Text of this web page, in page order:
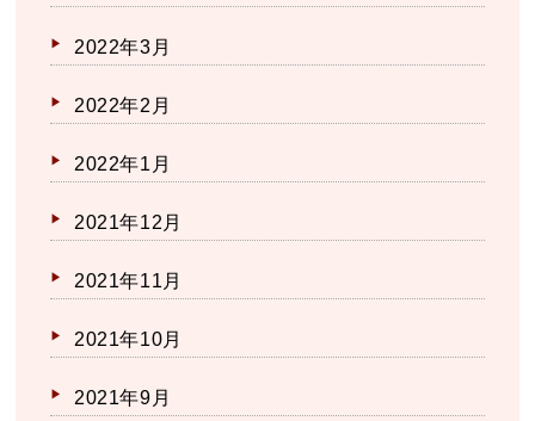
2022年3月
2022年2月
2022年1月
2021年12月
2021年11月
2021年10月
2021年9月